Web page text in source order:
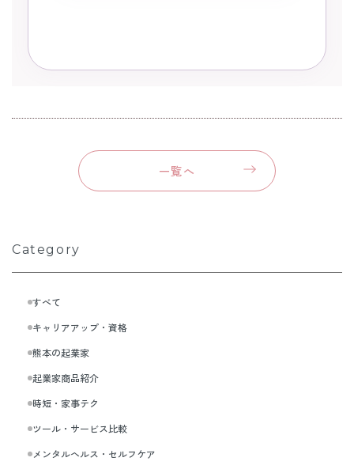
一覧へ
Category
すべて
キャリアアップ・資格
熊本の起業家
起業家商品紹介
時短・家事テク
ツール・サービス比較
メンタルヘルス・セルフケア